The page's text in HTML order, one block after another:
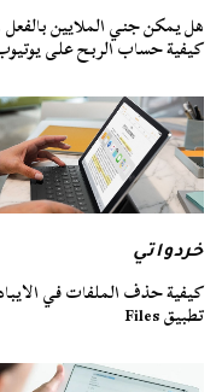
هل يمكن جني الملايين
كيفية حساب الربح على
خردواتي
كيفية حذف الملفات في
تطبيق Files